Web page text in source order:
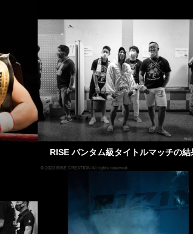
RISE バンタム級タイトルマッチの結